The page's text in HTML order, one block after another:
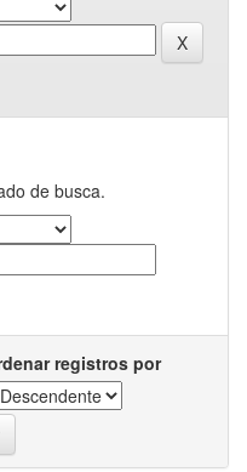
de busca.
registros por